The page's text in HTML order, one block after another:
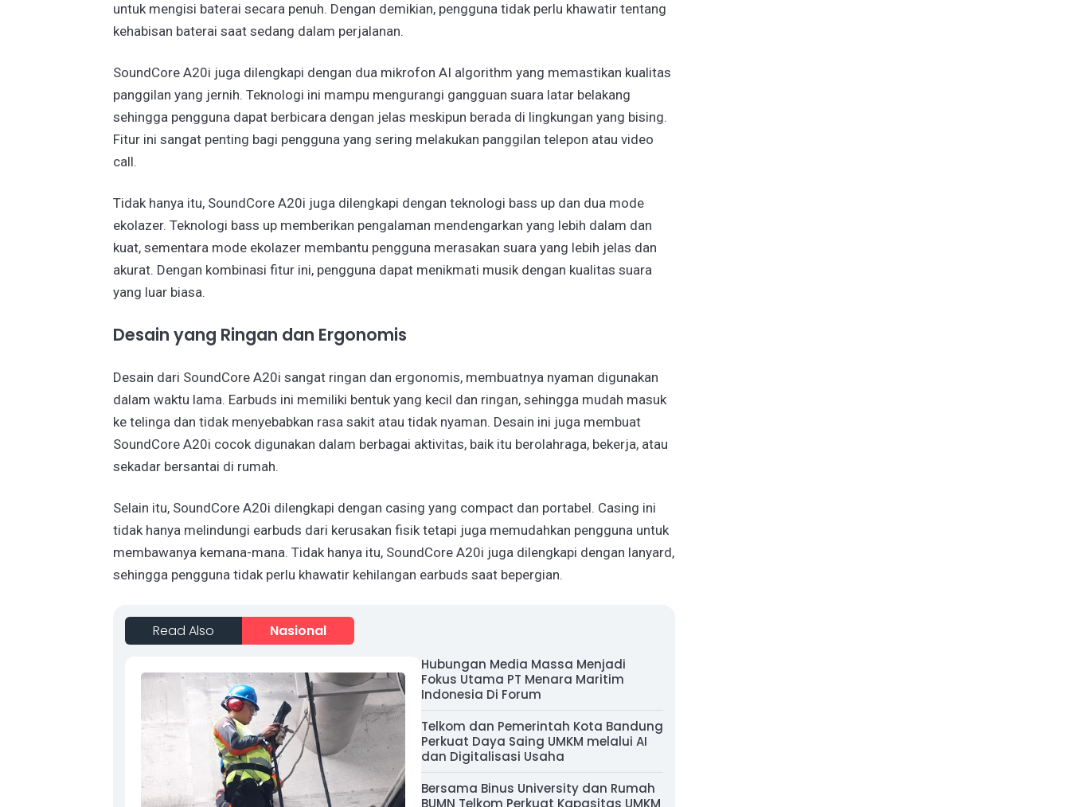
untuk mengisi baterai secara penuh. Dengan demikian, pengguna tidak perlu khawatir tentang
kehabisan baterai saat sedang dalam perjalanan.
SoundCore A20i juga dilengkapi dengan dua mikrofon AI algorithm yang memastikan kualitas
panggilan yang jernih. Teknologi ini mampu mengurangi gangguan suara latar belakang
sehingga pengguna dapat berbicara dengan jelas meskipun berada di lingkungan yang bising.
Fitur ini sangat penting bagi pengguna yang sering melakukan panggilan telepon atau video
call.
Tidak hanya itu, SoundCore A20i juga dilengkapi dengan teknologi bass up dan dua mode
ekolazer. Teknologi bass up memberikan pengalaman mendengarkan yang lebih dalam dan
kuat, sementara mode ekolazer membantu pengguna merasakan suara yang lebih jelas dan
akurat. Dengan kombinasi fitur ini, pengguna dapat menikmati musik dengan kualitas suara
yang luar biasa.
Desain yang Ringan dan Ergonomis
Desain dari SoundCore A20i sangat ringan dan ergonomis, membuatnya nyaman digunakan
dalam waktu lama. Earbuds ini memiliki bentuk yang kecil dan ringan, sehingga mudah masuk
ke telinga dan tidak menyebabkan rasa sakit atau tidak nyaman. Desain ini juga membuat
SoundCore A20i cocok digunakan dalam berbagai aktivitas, baik itu berolahraga, bekerja, atau
sekadar bersantai di rumah.
Selain itu, SoundCore A20i dilengkapi dengan casing yang compact dan portabel. Casing ini
tidak hanya melindungi earbuds dari kerusakan fisik tetapi juga memudahkan pengguna untuk
membawanya kemana-mana. Tidak hanya itu, SoundCore A20i juga dilengkapi dengan lanyard,
sehingga pengguna tidak perlu khawatir kehilangan earbuds saat bepergian.
Read Also Nasional
Hubungan Media Massa Menjadi
Fokus Utama PT Menara Maritim
Indonesia Di Forum
Telkom dan Pemerintah Kota Bandung
Perkuat Daya Saing UMKM melalui AI
dan Digitalisasi Usaha
Bersama Binus University dan Rumah